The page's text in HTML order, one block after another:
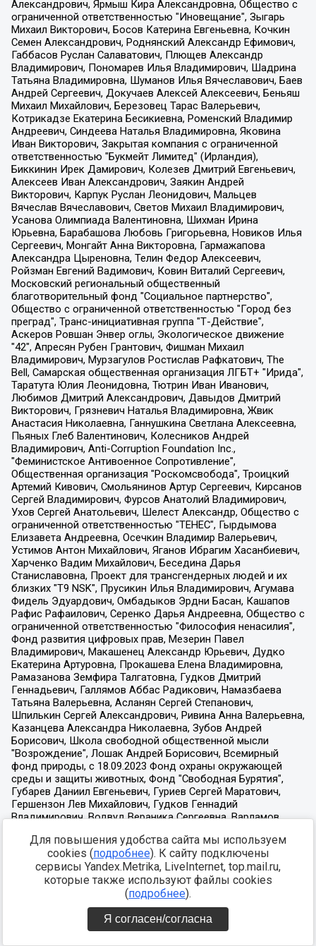
Для повышения удобства сайта мы используем
cookies (подробнее). К сайту подключены
сервисы Yandex.Metrika, LiveInternet, top.mail.ru,
которые также используют файлы cookies
(подробнее).
Я согласен/согласна